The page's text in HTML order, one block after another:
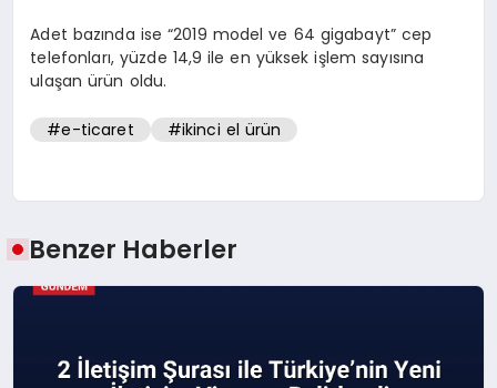
Adet bazında ise “2019 model ve 64 gigabayt” cep
telefonları, yüzde 14,9 ile en yüksek işlem sayısına
ulaşan ürün oldu.
#e-ticaret #ikinci el ürün
Benzer Haberler